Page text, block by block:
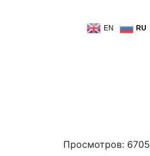
EN RU
Просмотров: 6705